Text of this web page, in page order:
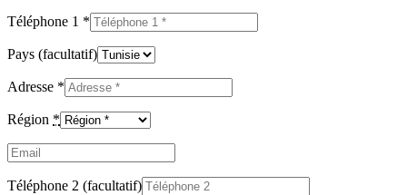
Téléphone 1 *
Pays (facultatif)
Adresse *
Région *
Email
Téléphone 2 (facultatif)